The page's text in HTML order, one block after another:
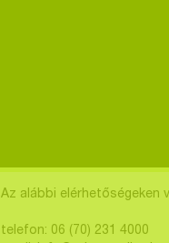
Az alábbi elérhetőségeken
telefon: 06 (70) 231 4000